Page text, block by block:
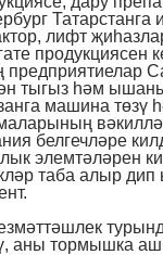
Татарстанга
лифт
продукциясен
тыгыз һәм
машина төзү
белгечләре
элемтәләрен
таба алыр
аны тормышка